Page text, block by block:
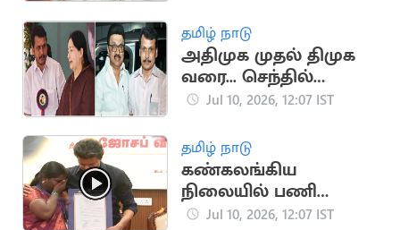
தமிழ் நாடு
அதிமுக முதல் திமுக
வரை... செந்தில்
பாலாஜியின் கட்சி
Jul 10, 2026, 12:07 IST
தமிழ் நாடு
கண்கலங்கிய
நிலையில் பணி
ஆணைகளை
Jul 10, 2026, 12:07 IST